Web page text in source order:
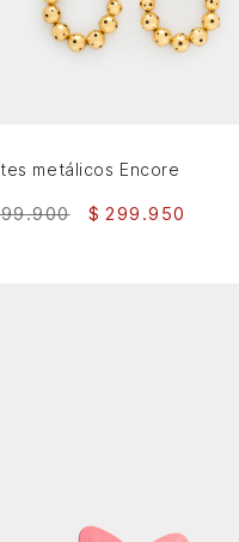
metálicos Encore
.900 $ 299 .950